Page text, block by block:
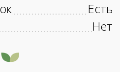
Есть
Нет